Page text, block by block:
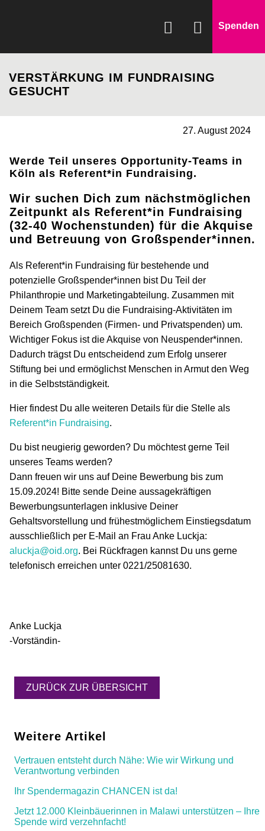
Spenden
WIE WIR HELFEN
VERSTÄRKUNG IM FUNDRAISING
GESUCHT
27. August 2024
Werde Teil unseres Opportunity-Teams in
Köln als Referent*in Fundraising.
Wir suchen Dich zum nächstmöglichen
Zeitpunkt als Referent*in Fundraising
(32-40 Wochenstunden) für die Akquise
und Betreuung von Großspender*innen.
Als Referent*in Fundraising für bestehende und
potenzielle Großspender*innen bist Du Teil der
Philanthropie und Marketingabteilung. Zusammen mit
Deinem Team setzt Du die Fundraising-Aktivitäten im
Bereich Großspenden (Firmen- und Privatspenden) um.
Wichtiger Fokus ist die Akquise von Neuspender*innen.
Dadurch trägst Du entscheidend zum Erfolg unserer
Stiftung bei und ermöglichst Menschen in Armut den Weg
in die Selbstständigkeit.
Hier findest Du alle weiteren Details für die Stelle als
Referent*in Fundraising.
Du bist neugierig geworden? Du möchtest gerne Teil
unseres Teams werden?
Dann freuen wir uns auf Deine Bewerbung bis zum
15.09.2024! Bitte sende Deine aussagekräftigen
Bewerbungsunterlagen inklusive Deiner
Gehaltsvorstellung und frühestmöglichem Einstiegsdatum
ausschließlich per E-Mail an Frau Anke Luckja:
aluckja@oid.org. Bei Rückfragen kannst Du uns gerne
telefonisch erreichen unter 0221/25081630.
Anke Luckja
-Vorständin-
ZURÜCK ZUR ÜBERSICHT
Weitere Artikel
Vertrauen entsteht durch Nähe: Wie wir Wirkung und
Verantwortung verbinden
Ihr Spendermagazin CHANCEN ist da!
Jetzt 12.000 Kleinbäuerinnen in Malawi unterstützen – Ihre
Spende wird verzehnfacht!